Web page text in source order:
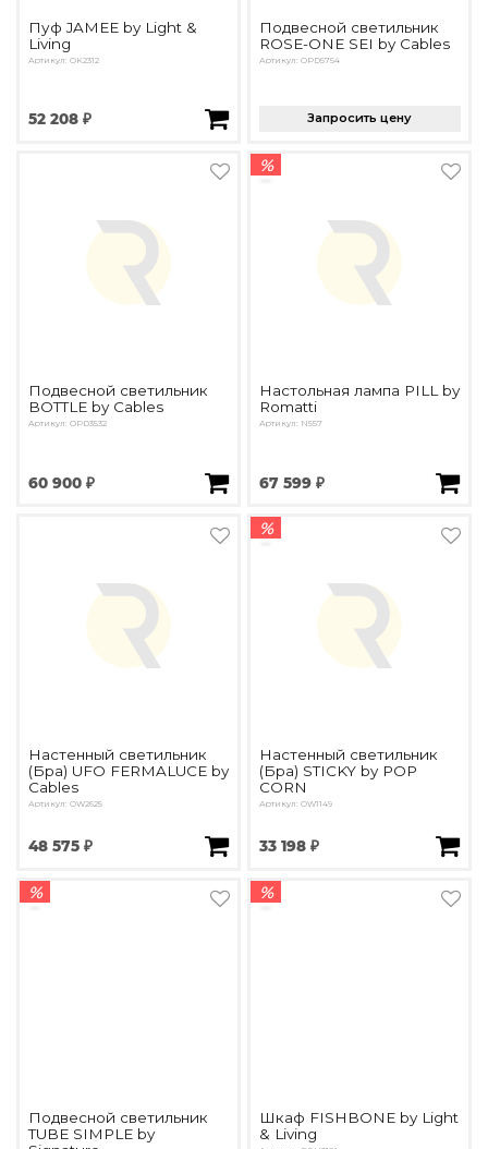
Пуф JAMEE by Light &
Living
Артикул: OK2312
52 208 ₽
Подвесной светильник
ROSE-ONE SEI by Cables
Артикул: OPD5754
Запросить цену
Подвесной светильник
BOTTLE by Cables
Артикул: OPD3532
60 900 ₽
%
Настольная лампа PILL by
Romatti
Артикул: N557
67 599 ₽
Настенный светильник
(Бра) UFO FERMALUCE by
Cables
Артикул: OW2625
48 575 ₽
%
Настенный светильник
(Бра) STICKY by POP
CORN
Артикул: OW1149
33 198 ₽
%
Подвесной светильник
TUBE SIMPLE by
%
Шкаф FISHBONE by Light
& Living